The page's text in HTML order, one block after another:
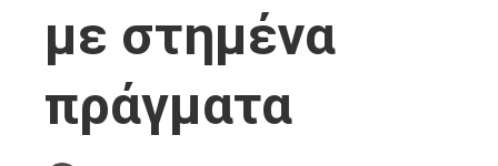
με στημένα
πράγματα